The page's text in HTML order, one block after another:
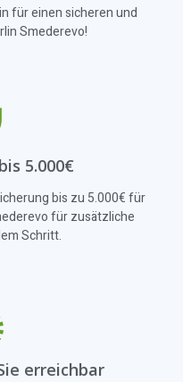
für einen sicheren und
Smederevo!
5.000€
bis zu 5.000€ für
für zusätzliche
Schritt.
erreichbar